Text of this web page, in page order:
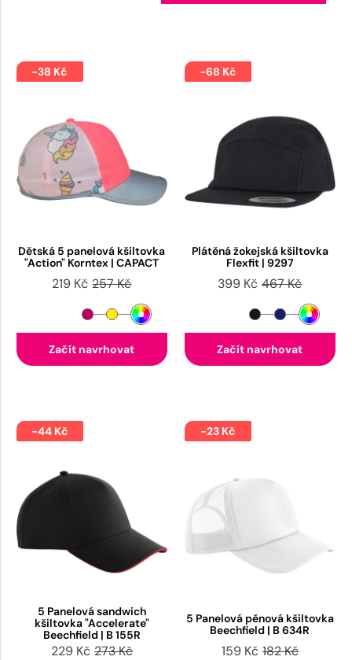
-38 Kč
Dětská 5 panelová kšiltovka
"Action" Korntex | CAPACT
219 Kč 257 Kč
Začít navrhovat
-68 Kč
Plátěná žokejská kšiltovka
Flexfit | 9297
399 Kč 467 Kč
Začít navrhovat
-44 Kč
5 Panelová sandwich
kšiltovka "Accelerate"
Beechfield | B 155R
229 Kč 273 Kč
-23 Kč
5 Panelová pěnová kšiltovka
Beechfield | B 634R
159 Kč 182 Kč